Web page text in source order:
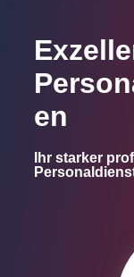
en
Ihr starker